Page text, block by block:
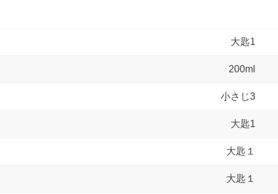
大匙1
200ml
小さじ3
大匙1
大匙１
大匙１